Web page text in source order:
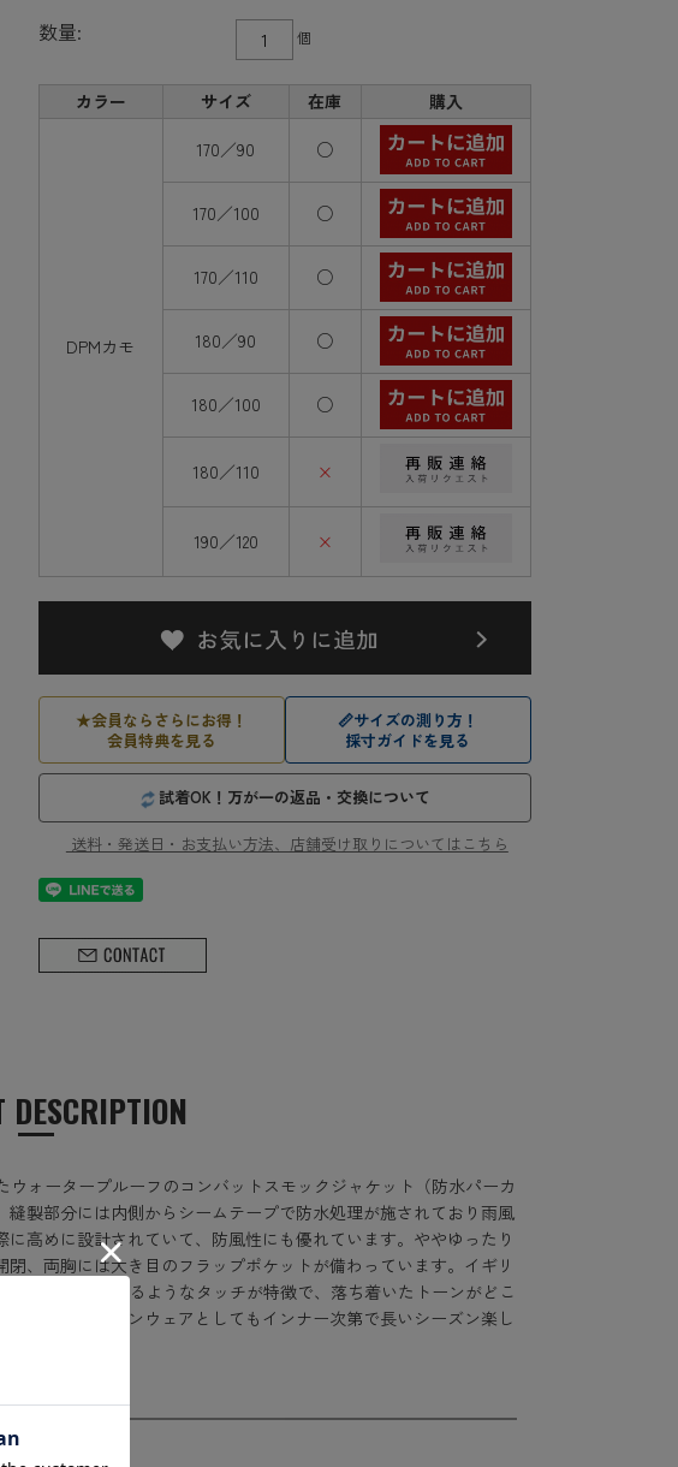
数量: 個
カラー サイズ 在庫 購入
DPMカモ
170／90 ○
170／100 ○
170／110 ○
180／90 ○
180／100 ○
180／110 ×
190／120 ×
★会員ならさらにお得！
会員特典を見る
📏サイズの測り方！
採寸ガイドを見る
試着OK！万が一の返品・交換について
送料・発送日・お支払い方法、店舗受け取りについてはこちら
DESCRIPTION
ォータープルーフのコンバットスモックジャケット（防水パーカ
製部分には内側からシームテープで防水処理が施されており雨風
高めに設計されていて、防風性にも優れています。ややゆったり
、両胸には大き目のフラップポケットが備わっています。イギリ
たような流れるようなタッチが特徴で、落ち着いたトーンがどこ
ですが、タウンウェアとしてもインナー次第で長いシーズン楽し
SIZE